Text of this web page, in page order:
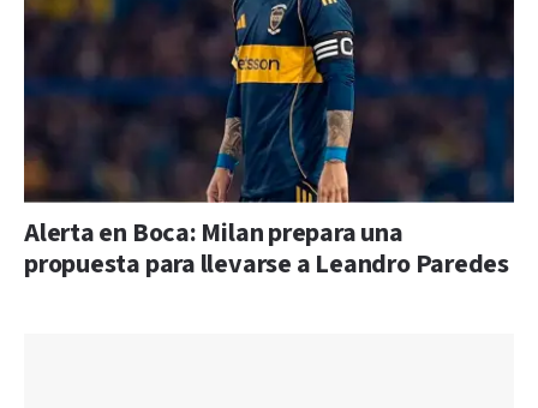
Alerta en Boca: Milan prepara una
propuesta para llevarse a Leandro Paredes